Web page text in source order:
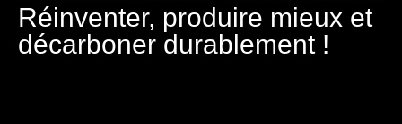
Réinventer, produire mieux et
décarboner durablement !